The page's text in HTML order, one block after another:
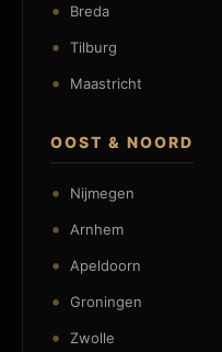
Breda
Tilburg
Maastricht
OOST & NOORD
Nijmegen
Arnhem
Apeldoorn
Groningen
Zwolle